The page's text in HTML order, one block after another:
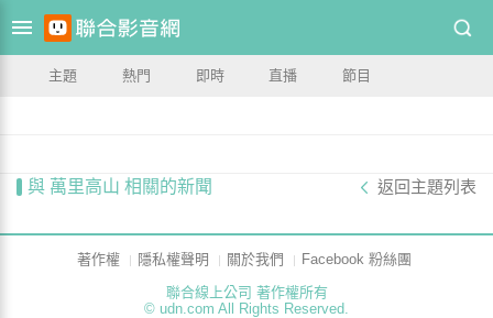
主題 熱門 即時 直播 節目
與 萬里高山 相關的新聞 返回主題列表
著作權 隱私權聲明 關於我們
Facebook 粉絲團
聯合線上公司 著作權所有
© udn.com All Rights Reserved.